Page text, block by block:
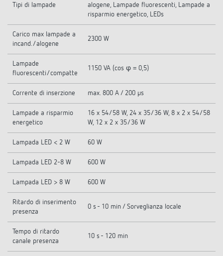
Tipi di lampade
alogene, Lampade fluorescenti, Lampade a
risparmio energetico, LEDs
Carico max lampade a
incand./alogene
2300 W
Lampade
fluorescenti/compatte
1150 VA (cos φ = 0,5)
Corrente di inserzione max. 800 A / 200 µs
Lampade a risparmio
energetico
16 x 54/58 W, 24 x 35/36 W, 8 x 2 x 54/58
W, 12 x 2 x 35/36 W
Lampada LED < 2 W 60 W
Lampada LED 2-8 W 600 W
Lampada LED > 8 W 600 W
Ritardo di inserimento
presenza
0 s - 10 min / Sorveglianza locale
Tempo di ritardo
canale presenza
10 s - 120 min